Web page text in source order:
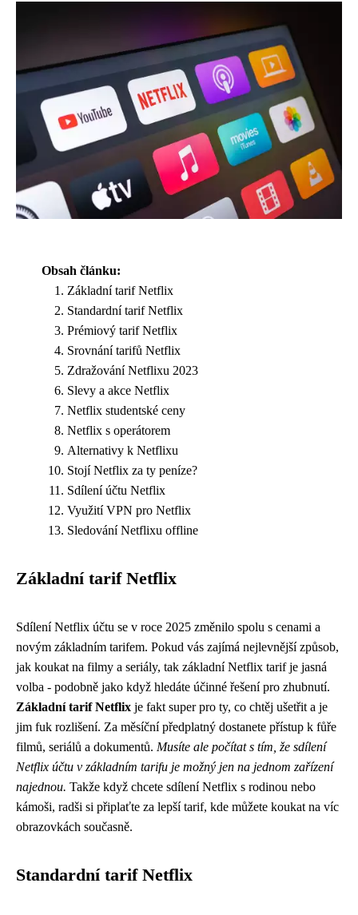
Obsah článku:
Základní tarif Netflix
Standardní tarif Netflix
Prémiový tarif Netflix
Srovnání tarifů Netflix
Zdražování Netflixu 2023
Slevy a akce Netflix
Netflix studentské ceny
Netflix s operátorem
Alternativy k Netflixu
Stojí Netflix za ty peníze?
Sdílení účtu Netflix
Využití VPN pro Netflix
Sledování Netflixu offline
Základní tarif Netflix
Sdílení Netflix účtu se v roce 2025 změnilo spolu s cenami a
novým základním tarifem. Pokud vás zajímá nejlevnější způsob,
jak koukat na filmy a seriály, tak základní Netflix tarif je jasná
volba - podobně jako když hledáte účinné řešení pro zhubnutí.
Základní tarif Netflix je fakt super pro ty, co chtěj ušetřit a je
jim fuk rozlišení. Za měsíční předplatný dostanete přístup k fůře
filmů, seriálů a dokumentů. Musíte ale počítat s tím, že sdílení
Netflix účtu v základním tarifu je možný jen na jednom zařízení
najednou. Takže když chcete sdílení Netflix s rodinou nebo
kámoši, radši si připlaťte za lepší tarif, kde můžete koukat na víc
obrazovkách současně.
Standardní tarif Netflix